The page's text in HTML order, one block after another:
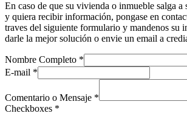
En caso de que su vivienda o inmueble salga a
y quiera recibir información, pongase en
traves del siguiente formulario y mandenos su
darle la mejor solución o envie un email a
Nombre Completo *
E-mail *
Comentario o Mensaje *
Checkboxes *